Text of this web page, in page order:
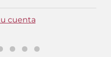
cuenta